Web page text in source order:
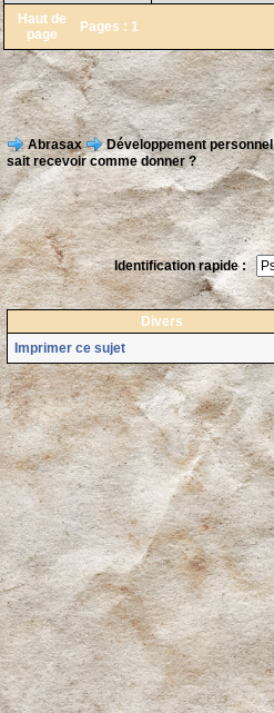
Haut de
page
Pages : 1
Abrasax Développement personnel
sait recevoir comme donner ?
Identification rapide :
Divers
Imprimer ce sujet